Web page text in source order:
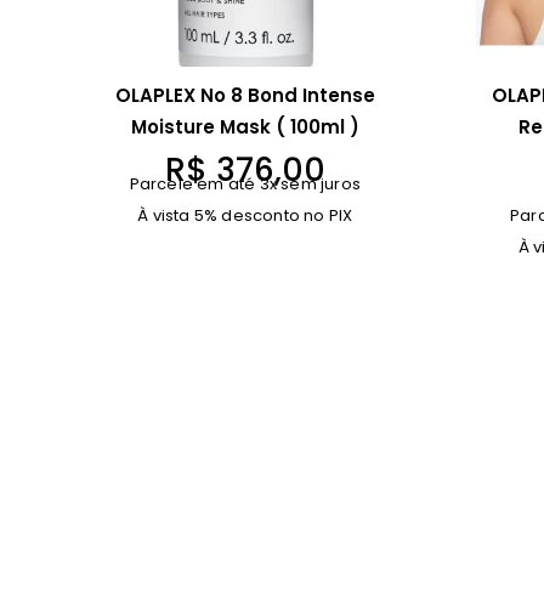
OLAPLEX No 8 Bond Intense
Moisture Mask ( 100ml )
R$376,00
Parcele em até 3x sem juros
À vista 5% desconto no PIX
À